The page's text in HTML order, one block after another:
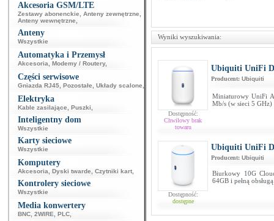
Akcesoria GSM/LTE
Zestawy abonenckie Anteny zewnętrzne
Anteny wewnętrzne
Anteny
Wszystkie
Automatyka i Przemysł
Akcesoria Modemy / Routery,
Części serwisowe
Gniazda RJ45 Pozostałe Układy scalone
Elektryka
Kable zasilające Puszki
Inteligentny dom
Wszystkie
Karty sieciowe
Wszystkie
Komputery
Akcesoria Dyski twarde Czytniki kart
Kontrolery sieciowe
Wszystkie
Media konwertery
BNC 2WIRE PLC
Wyniki wyszukiwania:
Dostępność:
Chwilowy brak
towaru
Ubiquiti UniFi
Producent: Ubiquiti
Miniaturowy UniFi
Mb/s (w sieci 5
Dostępność:
dostępne
Ubiquiti UniFi
Producent: Ubiquiti
Biurkowy 10G
64GB i pełną